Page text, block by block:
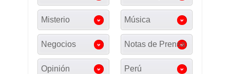
Misterio Música
Negocios Notas de Prensa
Opinión Perú